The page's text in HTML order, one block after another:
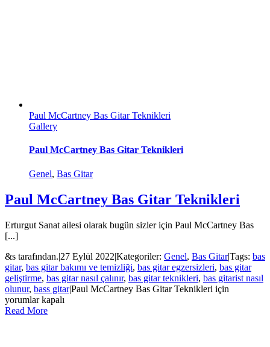
Paul McCartney Bas Gitar Teknikleri
Gallery
Paul McCartney Bas Gitar Teknikleri
Genel, Bas Gitar
Paul McCartney Bas Gitar Teknikleri
Erturgut Sanat ailesi olarak bugün sizler için Paul McCartney Bas
[...]
&s tarafından.|27 Eylül 2022|Kategoriler: Genel, Bas Gitar|Tags: bas
gitar, bas gitar bakımı ve temizliği, bas gitar egzersizleri, bas gitar
geliştirme, bas gitar nasıl çalınır, bas gitar teknikleri, bas gitarist nasıl
olunur, bass gitar|Paul McCartney Bas Gitar Teknikleri için
yorumlar kapalı
Read More